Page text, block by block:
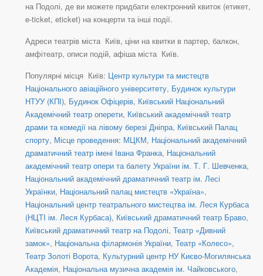
на Подолі, де ви можете придбати електронний квиток (етикет,
e-ticket, eticket) на концерти та інші події.
Адреси театрів міста Київ, ціни на квитки в партер, балкон,
амфітеатр, описи подій, афіша міста Київ.
Популярні місця Київ: Центр культури та мистецтв
Національного авіаційного університету, Будинок культури
НТУУ (КПІ), Будинок Офіцерів, Київський Національний
Академічний театр оперети, Київський академічний театр
драми та комедії на лівому березі Дніпра, Київський Палац
спорту, Місце проведення: МЦКМ, Національний академічний
драматичний театр імені Івана Франка, Національний
академічний театр опери та балету України ім. Т. Г. Шевченка,
Національний академічний драматичний театр ім. Лесі
Українки, Національний палац мистецтв «Україна»,
Національний центр театрального мистецтва ім. Леся Курбаса
(НЦТІ ім. Леся Курбаса), Київський драматичний театр Браво,
Київський драматичний театр на Подолі, Театр «Дивний
замок», Національна філармонія України, Театр «Колесо»,
Театр Золоті Ворота, Культурний центр НУ Києво-Могилянська
Академія, Національна музична академія ім. Чайковського,